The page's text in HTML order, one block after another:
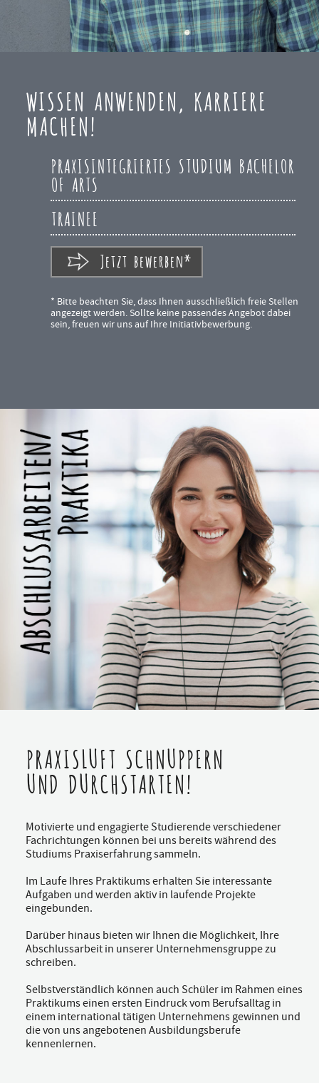
WISSEN ANWENDEN, KARRIERE
MACHEN!
PRAXISINTEGRIERTES STUDIUM BACHELOR
OF ARTS
TRAINEE
Jetzt bewerben*
* Bitte beachten Sie, dass Ihnen ausschließlich freie Stellen
angezeigt werden. Sollte keine passendes Angebot dabei
sein, freuen wir uns auf Ihre Initiativbewerbung.
PRAXISLUFT SCHNUPPERN
UND DURCHSTARTEN!
Motivierte und engagierte Studierende verschiedener
Fachrichtungen können bei uns bereits während des
Studiums Praxiserfahrung sammeln.
Im Laufe Ihres Praktikums erhalten Sie interessante
Aufgaben und werden aktiv in laufende Projekte
eingebunden.
Darüber hinaus bieten wir Ihnen die Möglichkeit, Ihre
Abschlussarbeit in unserer Unternehmensgruppe zu
schreiben.
Selbstverständlich können auch Schüler im Rahmen eines
Praktikums einen ersten Eindruck vom Berufsalltag in
einem international tätigen Unternehmens gewinnen und
die von uns angebotenen Ausbildungsberufe
kennenlernen.